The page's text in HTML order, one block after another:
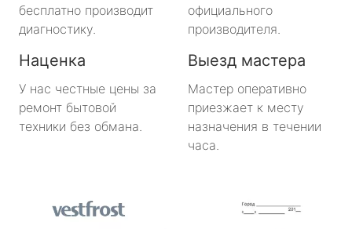
бесплатно производит
диагностику.
официального
производителя.
Наценка
У нас честные цены за
ремонт бытовой
техники без обмана.
Выезд мастера
Мастер оперативно
приезжает к месту
назначения в течении
часа.